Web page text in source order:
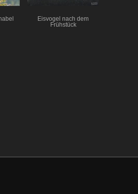
Eisvogel nach dem
Frühstück